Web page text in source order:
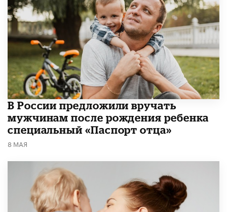
В России предложили вручать
мужчинам после рождения ребенка
специальный «Паспорт отца»
8 МАЯ